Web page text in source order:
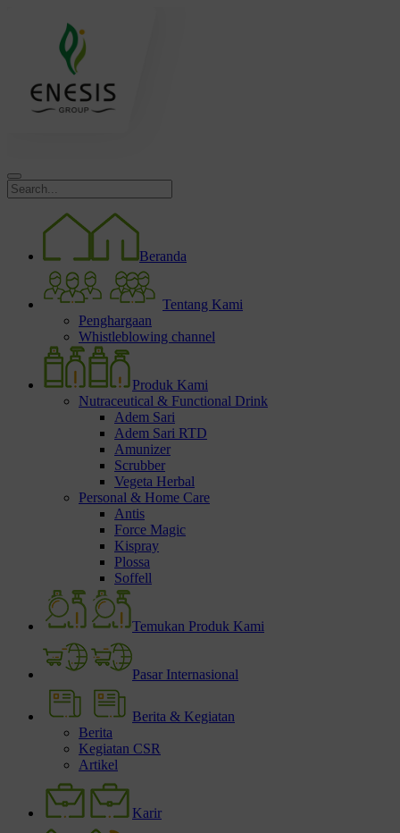
Beranda
Tentang Kami
Penghargaan
Whistleblowing channel
Produk Kami
Nutraceutical & Functional Drink
Adem Sari
Adem Sari RTD
Amunizer
Scrubber
Vegeta Herbal
Personal & Home Care
Antis
Force Magic
Kispray
Plossa
Soffell
Temukan Produk Kami
Pasar Internasional
Berita & Kegiatan
Berita
Kegiatan CSR
Artikel
Karir